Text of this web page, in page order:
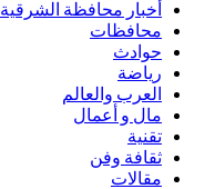
أخبار محافظة الشرقية
محافظات
حوادث
رياضة
العرب والعالم
مال و أعمال
تقنية
ثقافة وفن
مقالات